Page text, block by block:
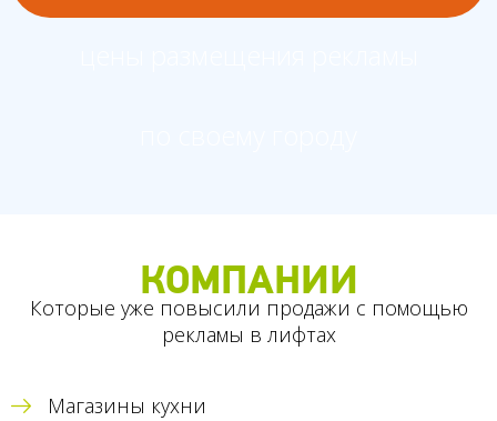
КОМПАНИИ
Которые уже повысили продажи с помощью
рекламы в лифтах
Магазины кухни